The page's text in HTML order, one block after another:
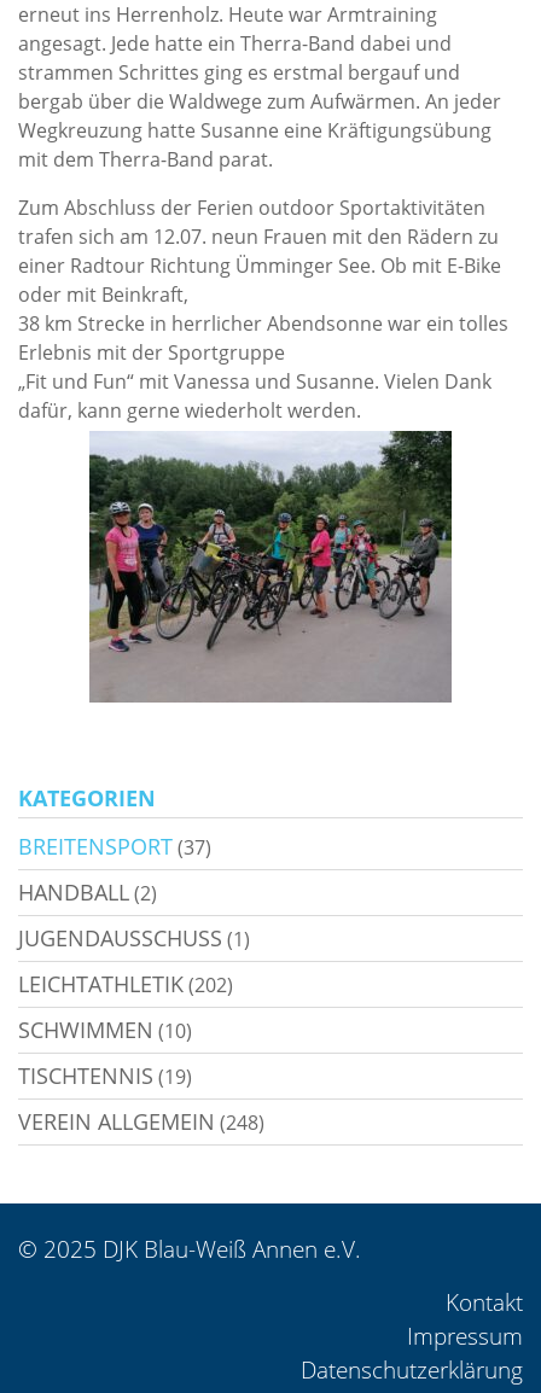
erneut ins Herrenholz. Heute war Armtraining
angesagt. Jede hatte ein Therra-Band dabei und
strammen Schrittes ging es erstmal bergauf und
bergab über die Waldwege zum Aufwärmen. An jeder
Wegkreuzung hatte Susanne eine Kräftigungsübung
mit dem Therra-Band parat.
Zum Abschluss der Ferien outdoor Sportaktivitäten
trafen sich am 12.07. neun Frauen mit den Rädern zu
einer Radtour Richtung Ümminger See. Ob mit E-Bike
oder mit Beinkraft,
38 km Strecke in herrlicher Abendsonne war ein tolles
Erlebnis mit der Sportgruppe
„Fit und Fun“ mit Vanessa und Susanne. Vielen Dank
dafür, kann gerne wiederholt werden.
KATEGORIEN
BREITENSPORT(37)
HANDBALL(2)
JUGENDAUSSCHUSS (1)
LEICHTATHLETIK(202)
SCHWIMMEN (10)
TISCHTENNIS (19)
VEREIN ALLGEMEIN (248)
© 2025 DJK Blau-Weiß Annen e.V.
Kontakt
Impressum
Datenschutzerklärung